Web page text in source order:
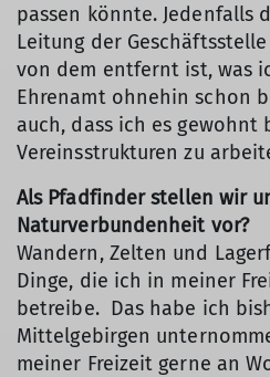
passen könnte. Jedenfalls
Leitung der
von dem entfernt ist, was
Ehrenamt ohnehin schon
auch, dass ich es gewohnt
Vereinsstrukturen zu
Als Pfadfinder stellen wir
Naturverbundenheit vor?
Wandern, Zelten und
Dinge, die ich in meiner
betreibe. Das habe ich
Mittelgebirgen
meiner Freizeit gerne an